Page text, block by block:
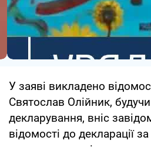
У заяві викладено
Святослав Олійник,
декларування, вніс
відомості до декларації